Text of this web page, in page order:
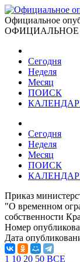
Официальное
Сегодня
Неделя
Месяц
ПОИСК
Сегодня
Неделя
Месяц
ПОИСК
Приказ
"О временном
собственности
Номер
Дата
1 10 20 50 ВСЕ